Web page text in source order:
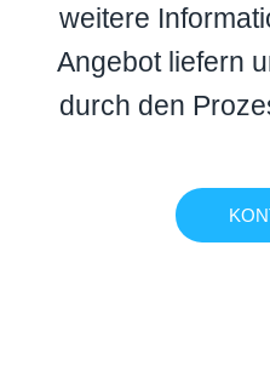
weitere
Angebot liefern
durch den